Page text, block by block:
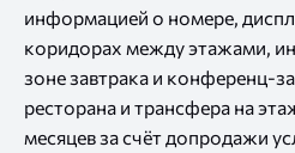
информацией о номере,
коридорах между этажами,
зоне завтрака и конференц-
ресторана и трансфера на
месяцев за счёт допродажи